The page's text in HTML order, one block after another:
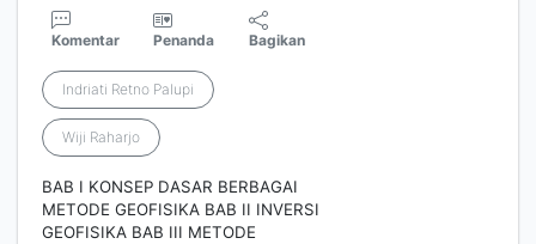
Komentar Penanda Bagikan
Indriati Retno Palupi
Wiji Raharjo
BAB I KONSEP DASAR BERBAGAI
METODE GEOFISIKA BAB II INVERSI
GEOFISIKA BAB III METODE